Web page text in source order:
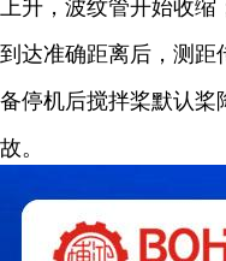
上升，波纹管开始收缩
到达准确距离后，测距
备停机后搅拌桨默认桨
故。